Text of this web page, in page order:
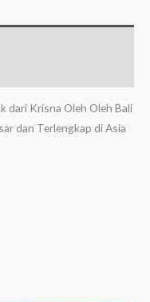
dari Krisna Oleh Oleh Bali
dan Terlengkap di Asia